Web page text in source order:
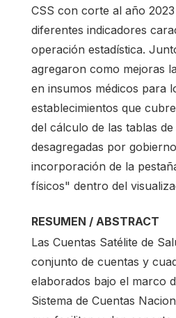
CSS con corte al año
diferentes indicadores
operación estadística.
agregaron como mejoras
en insumos médicos para
establecimientos que
del cálculo de las tablas
desagregadas por
incorporación de la
físicos" dentro del
RESUMEN / ABSTRACT
Las Cuentas Satélite de
conjunto de cuentas y
elaborados bajo el marco
Sistema de Cuentas